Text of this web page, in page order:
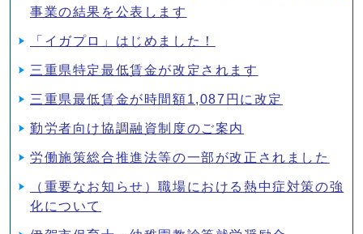
事業の結果を公表します
「イガプロ」はじめました！
三重県特定最低賃金が改定されます
三重県最低賃金が時間額1,087円に改定
勤労者向け協調融資制度のご案内
労働施策総合推進法等の一部が改正されました
（重要なお知らせ）職場における熱中症対策の強
化について